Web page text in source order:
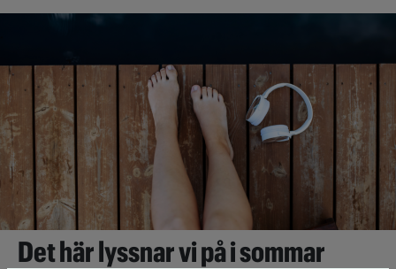
Det här lyssnar vi på i sommar